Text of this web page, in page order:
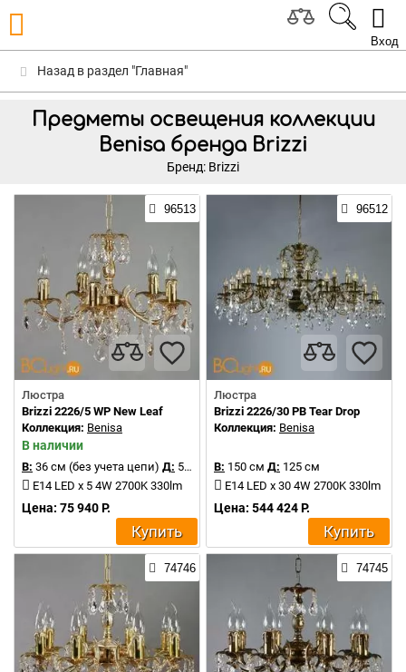
Вход
Назад в раздел "Главная"
Предметы освещения коллекции
Benisa бренда Brizzi
Бренд: Brizzi
96513
Люстра
Brizzi 2226/5 WP New Leaf
Коллекция: Benisa
В наличии
В: 36 см (без учета цепи) Д: 50 см
E14 LED x 5 4W 2700K 330lm
Цена: 75 940 Р.
Купить
96512
Люстра
Brizzi 2226/30 PB Tear Drop
Коллекция: Benisa
В: 150 см Д: 125 см
E14 LED x 30 4W 2700K 330lm
Цена: 544 424 Р.
Купить
74746 74745